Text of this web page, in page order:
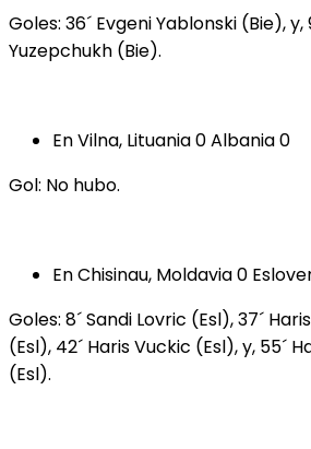
Goles: 36´ Evgeni Yablonski (Bie), y,
Yuzepchukh (Bie).
En Vilna, Lituania 0 Albania 0
Gol: No hubo.
En Chisinau, Moldavia 0
Goles: 8´ Sandi Lovric (Esl), 37´
(Esl), 42´ Haris Vuckic (Esl), y, 55´
(Esl).